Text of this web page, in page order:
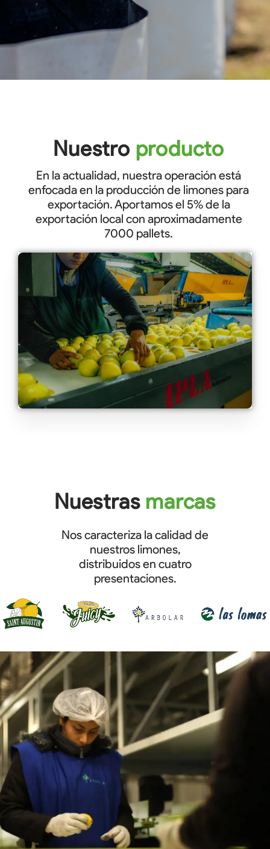
Nuestro producto
En la actualidad, nuestra operación está
enfocada en la producción de limones para
exportación. Aportamos el 5% de la
exportación local con aproximadamente
7000 pallets.
Nuestras marcas
Nos caracteriza la calidad de
nuestros limones,
distribuidos en cuatro
presentaciones.